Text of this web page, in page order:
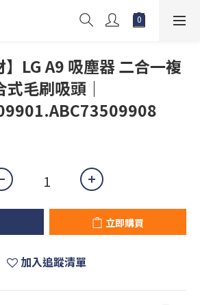
】LG A9 吸塵器 二合一複
式毛刷吸頭｜
立即購買
加入追蹤清單